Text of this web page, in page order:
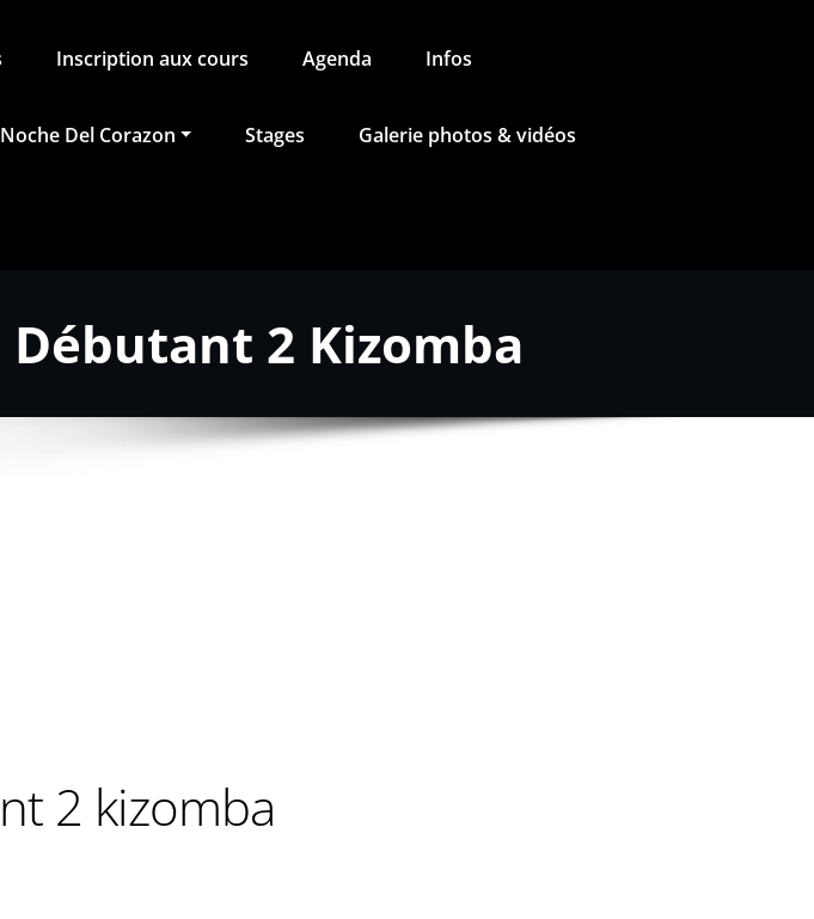
Inscription aux cours Agenda Infos
Noche Del Corazon Stages Galerie photos & vidéos
2 Kizomba
2 kizomba